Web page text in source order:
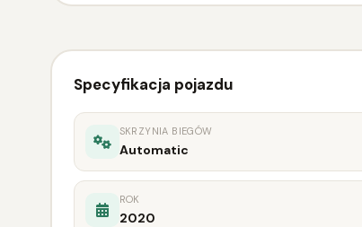
Specyfikacja pojazdu
SKRZYNIA BIEGÓW
Automatic
ROK
2020